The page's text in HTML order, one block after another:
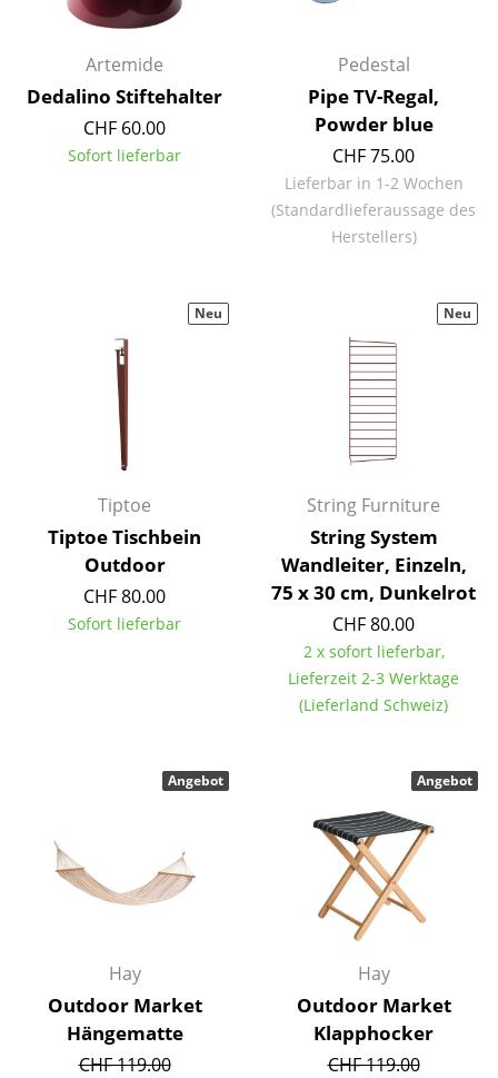
Couchtische
Schreibtische
Sekretäre & PC-Tische
Konferenztische
Einzelteile
... alle Tische
Aufbewahren
Regale & Schränke
Bücherregale
Wandregale
Kleinaufbewahrung
Einzelteile
Licht
Hängeleuchten & Deckenleuchten
Artemide
Dedalino Stiftehalter
CHF 60.00
Sofort lieferbar
Pedestal
Pipe TV-Regal,
Powder blue
CHF 75.00
Lieferbar in 1-2 Wochen
(Standardlieferaussage des
Herstellers)
Tiptoe
Tiptoe Tischbein
Outdoor
CHF 80.00
Sofort lieferbar
Neu
String Furniture
String System
Wandleiter, Einzeln,
75 x 30 cm, Dunkelrot
CHF 80.00
2 x sofort lieferbar,
Lieferzeit 2-3 Werktage
(Lieferland Schweiz)
Neu
Hay
Outdoor Market
Hängematte
CHF 119.00
Angebot
Hay
Outdoor Market
Klapphocker
CHF 119.00
Angebot